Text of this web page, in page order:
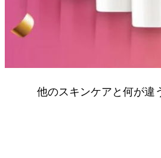
他のスキンケアと何が違